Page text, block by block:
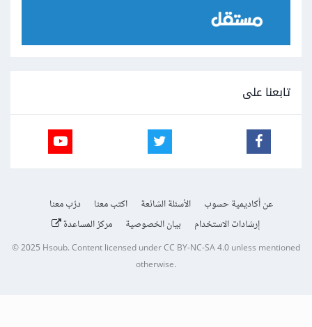
تابعنا على
عن أكاديمية حسوب الأسئلة الشائعة اكتب معنا
درّب معنا
إرشادات الاستخدام
بيان الخصوصية مركز المساعدة
© 2025 Hsoub.Content licensed underCC BY-NC-SA 4.0unless mentioned
otherwise.